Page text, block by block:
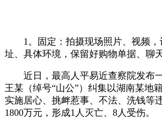
1。固定：拍摄现场照片、视频，
址、具体环境，保留好购物单据、聊
近日，最高人平易近查察院发布一
王某（绰号“山公”）纠集以湖南某地
实施居心、挑衅惹事、不法、洗钱等
1800万元，形成1人灭亡、8人受伤。